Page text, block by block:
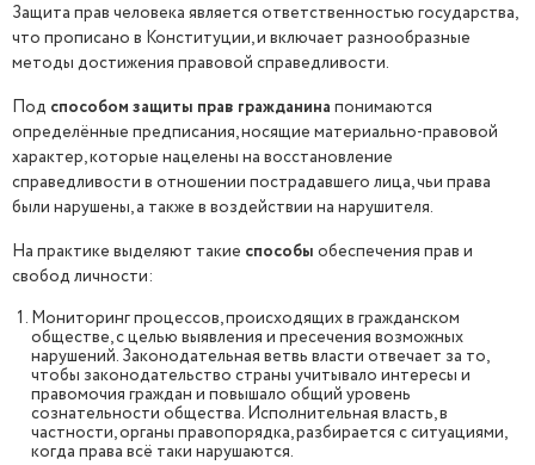
Защита прав человека является ответственностью государства,
что прописано в Конституции, и включает разнообразные
методы достижения правовой справедливости.
Под способом защиты прав гражданина понимаются
определённые предписания, носящие материально-правовой
характер, которые нацелены на восстановление
справедливости в отношении пострадавшего лица, чьи права
были нарушены, а также в воздействии на нарушителя.
На практике выделяют такие способы обеспечения прав и
свобод личности:
Мониторинг процессов, происходящих в гражданском
обществе, с целью выявления и пресечения возможных
нарушений. Законодательная ветвь власти отвечает за то,
чтобы законодательство страны учитывало интересы и
правомочия граждан и повышало общий уровень
сознательности общества. Исполнительная власть, в
частности, органы правопорядка, разбирается с ситуациями,
когда права всё таки нарушаются.